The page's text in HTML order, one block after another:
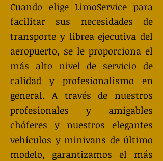
Cuando elige LimoService para
facilitar sus necesidades de
transporte y librea ejecutiva del
aeropuerto, se le proporciona el
más alto nivel de servicio de
calidad y profesionalismo en
general. A través de nuestros
profesionales y amigables
chóferes y nuestros elegantes
vehículos y minivans de último
modelo, garantizamos el más